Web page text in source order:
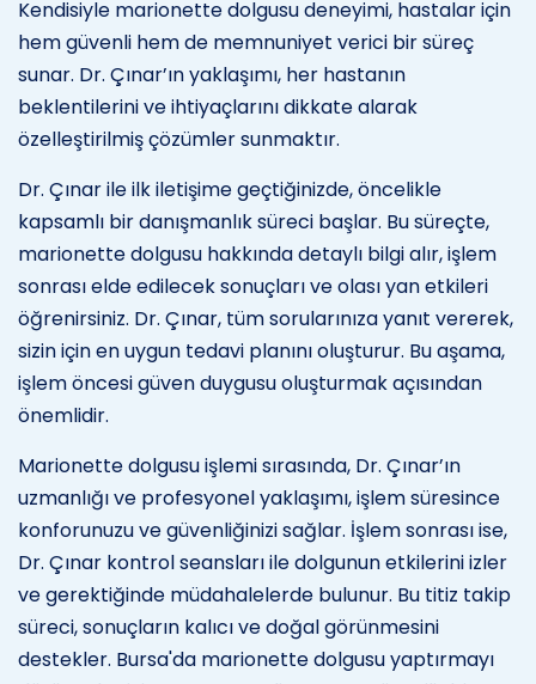
Kendisiyle marionette dolgusu deneyimi, hastalar için
hem güvenli hem de memnuniyet verici bir süreç
sunar. Dr. Çınar’ın yaklaşımı, her hastanın
beklentilerini ve ihtiyaçlarını dikkate alarak
özelleştirilmiş çözümler sunmaktır.
Dr. Çınar ile ilk iletişime geçtiğinizde, öncelikle
kapsamlı bir danışmanlık süreci başlar. Bu süreçte,
marionette dolgusu hakkında detaylı bilgi alır, işlem
sonrası elde edilecek sonuçları ve olası yan etkileri
öğrenirsiniz. Dr. Çınar, tüm sorularınıza yanıt vererek,
sizin için en uygun tedavi planını oluşturur. Bu aşama,
işlem öncesi güven duygusu oluşturmak açısından
önemlidir.
Marionette dolgusu işlemi sırasında, Dr. Çınar’ın
uzmanlığı ve profesyonel yaklaşımı, işlem süresince
konforunuzu ve güvenliğinizi sağlar. İşlem sonrası ise,
Dr. Çınar kontrol seansları ile dolgunun etkilerini izler
ve gerektiğinde müdahalelerde bulunur. Bu titiz takip
süreci, sonuçların kalıcı ve doğal görünmesini
destekler. Bursa'da marionette dolgusu yaptırmayı